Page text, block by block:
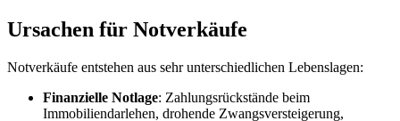
Ursachen für Notverkäufe
Notverkäufe entstehen aus sehr unterschiedlichen Lebenslagen:
Finanzielle Notlage: Zahlungsrückstände beim
Immobiliendarlehen, drohende Zwangsversteigerung,